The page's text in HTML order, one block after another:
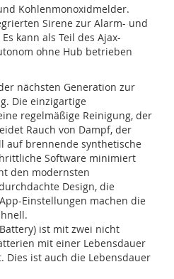
Kohlenmonoxidmelder.
Sirene zur Alarm- und
kann als Teil des Ajax-
ohne Hub betrieben
nächsten Generation zur
Die einzigartige
regelmäßige Reinigung, der
Rauch von Dampf, der
auf brennende synthetische
Software minimiert
den modernsten
Design, die
Einstellungen machen die
ist mit zwei nicht
mit einer Lebensdauer
Dies ist auch die Lebensdauer